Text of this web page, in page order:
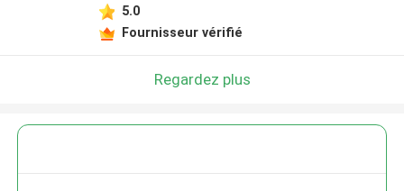
5.0
Fournisseur vérifié
Regardez plus